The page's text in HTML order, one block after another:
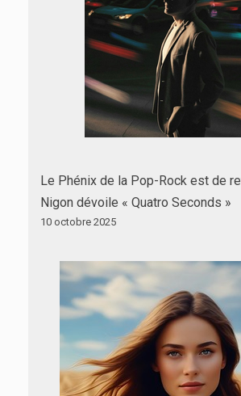
Le Phénix de la Pop-Rock est de
Nigon dévoile « Quatro Seconds »
10 octobre 2025